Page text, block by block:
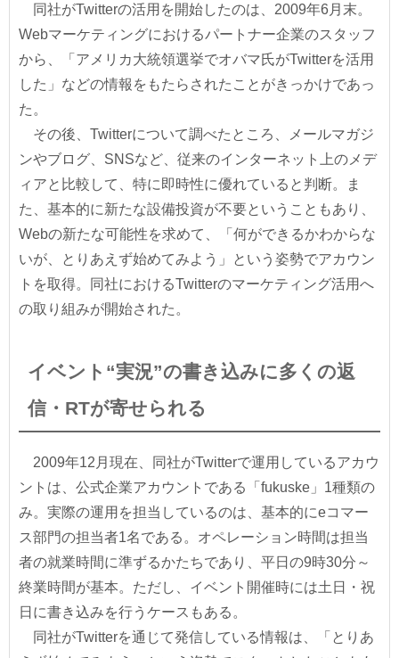
同社がTwitterの活用を開始したのは、2009年6月末。
Webマーケティングにおけるパートナー企業のスタッフ
から、「アメリカ大統領選挙でオバマ氏がTwitterを活用
した」などの情報をもたらされたことがきっかけであっ
た。
その後、Twitterについて調べたところ、メールマガジ
ンやブログ、SNSなど、従来のインターネット上のメデ
ィアと比較して、特に即時性に優れていると判断。ま
た、基本的に新たな設備投資が不要ということもあり、
Webの新たな可能性を求めて、「何ができるかわからな
いが、とりあえず始めてみよう」という姿勢でアカウン
トを取得。同社におけるTwitterのマーケティング活用へ
の取り組みが開始された。
イベント“実況”の書き込みに多くの返
信・RTが寄せられる
2009年12月現在、同社がTwitterで運用しているアカウ
ントは、公式企業アカウントである「fukuske」1種類の
み。実際の運用を担当しているのは、基本的にeコマー
ス部門の担当者1名である。オペレーション時間は担当
者の就業時間に準ずるかたちであり、平日の9時30分～
終業時間が基本。ただし、イベント開催時には土日・祝
日に書き込みを行うケースもある。
同社がTwitterを通じて発信している情報は、「とりあ